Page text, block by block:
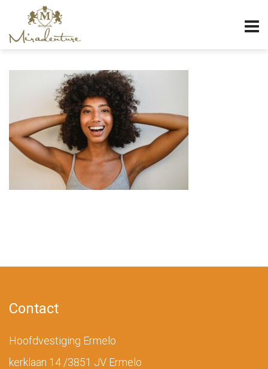
Contact
Hoofdvestiging Ermelo
kerklaan 14 /3851 JV Ermelo